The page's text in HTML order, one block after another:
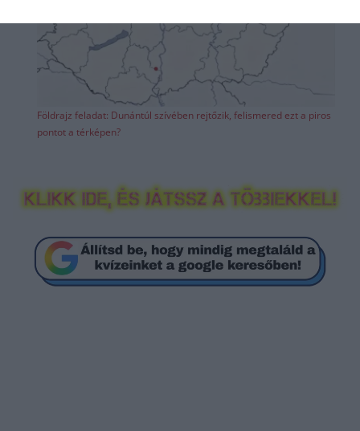
Földrajz feladat: Dunántúl szívében rejtőzik, felismered ezt a piros
pontot a térképen?